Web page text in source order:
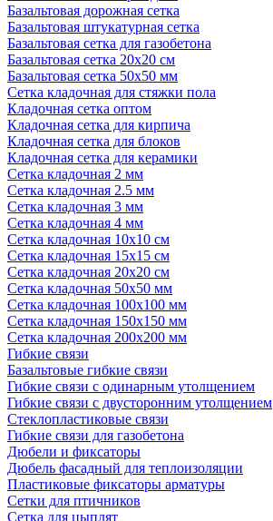
Базальтовая дорожная сетка
Базальтовая штукатурная сетка
Базальтовая сетка для газобетона
Базальтовая сетка 20x20 см
Базальтовая сетка 50x50 мм
Сетка кладочная для стяжки пола
Кладочная сетка оптом
Кладочная сетка для кирпича
Кладочная сетка для блоков
Кладочная сетка для керамики
Сетка кладочная 2 мм
Сетка кладочная 2.5 мм
Сетка кладочная 3 мм
Сетка кладочная 4 мм
Сетка кладочная 10x10 см
Сетка кладочная 15x15 см
Сетка кладочная 20x20 см
Сетка кладочная 50x50 мм
Сетка кладочная 100x100 мм
Сетка кладочная 150x150 мм
Сетка кладочная 200x200 мм
Гибкие связи
Базальтовые гибкие связи
Гибкие связи с одинарным утолщением
Гибкие связи с двусторонним утолщением
Стеклопластиковые связи
Гибкие связи для газобетона
Дюбели и фиксаторы
Дюбель фасадный для теплоизоляции
Пластиковые фиксаторы арматуры
Сетки для птичников
Сетка для цыплят